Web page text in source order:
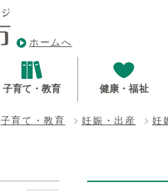
ホームへ
子育て・教育 健康・福祉
子育て・教育 妊娠・出産 妊